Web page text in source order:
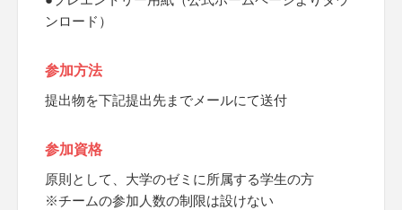
ンロード）
参加方法
提出物を下記提出先までメールにて送付
参加資格
原則として、大学のゼミに所属する学生の方
※チームの参加人数の制限は設けない